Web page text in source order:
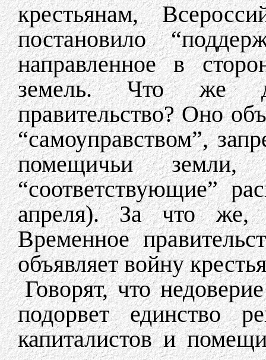
крестьянам,
постановило
направленное в
земель. Что же
правительство? Оно
“самоуправством”,
помещичьи земли,
“соответствующие”
апреля). За что же,
Временное
объявляет войну
Говорят, что
подорвет единство
капиталистов и